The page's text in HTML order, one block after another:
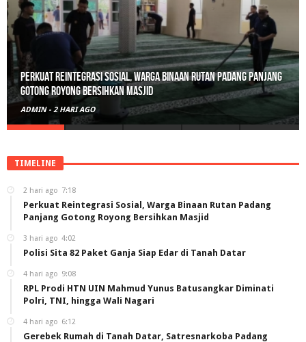
Polisi Sita 82 Paket Ganja Siap Edar di Tanah Datar
ADMIN - 3 HARI AGO
TIMELINE
2 hari ago 7:18
Perkuat Reintegrasi Sosial, Warga Binaan Rutan Padang
Panjang Gotong Royong Bersihkan Masjid
3 hari ago 4:02
Polisi Sita 82 Paket Ganja Siap Edar di Tanah Datar
4 hari ago 9:08
RPL Prodi HTN UIN Mahmud Yunus Batusangkar Diminati
Polri, TNI, hingga Wali Nagari
4 hari ago 6:12
Gerebek Rumah di Tanah Datar, Satresnarkoba Padang